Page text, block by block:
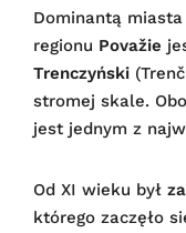
Dominantą miasta
regionu Považie
Trenczyński
stromej skale.
jest jednym z
Od XI wieku był
którego zaczęło